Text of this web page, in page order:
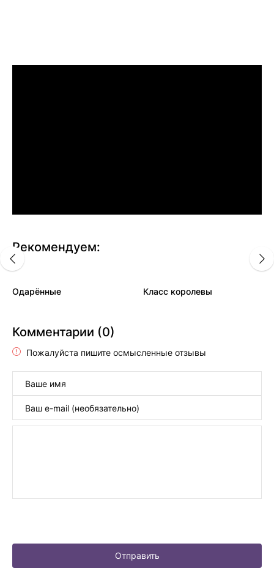
Рекомендуем:
Одарённые Класс королевы
Комментарии (0)
Пожалуйста пишите осмысленные отзывы
Отправить